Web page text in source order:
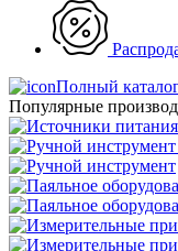
Полный
Популярные